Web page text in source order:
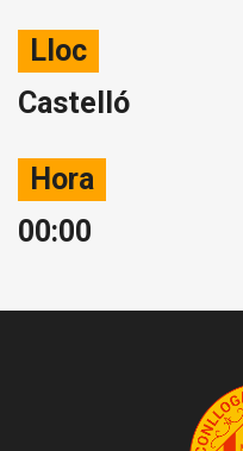
Lloc
Castelló
Hora
00:00